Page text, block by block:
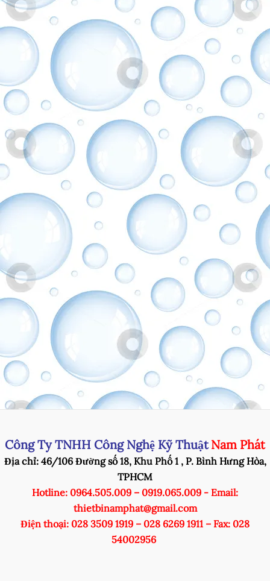
Công Ty TNHH Công Nghệ Kỹ Thuật Nam Phát
Địa chỉ: 46/106 Đường số 18, Khu Phố 1 , P. Bình Hưng Hòa,
TPHCM
Hotline: 0964.505.009 – 0919.065.009 - Email:
thietbinamphat@gmail.com
Điện thoại: 028 3509 1919 – 028 6269 1911 – Fax: 028
54002956